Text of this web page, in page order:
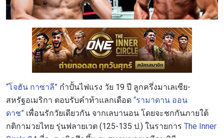
“โจฮัน กาซาลี” กำปั้นไฟแรง วัย 19 ปี ลูกครึ่งมาเลเซีย-
สหรัฐอเมริกา ตอบรับคำท้าแลกเดือด “รามาดาน ออน
ดาช” เพื่อนรักวัยเดียวกัน จากเลบานอน โดยจะชกกันภายใต้
กติกามวยไทย รุ่นฟลายเวต (125-135 ป.) ในรายการ The Inner